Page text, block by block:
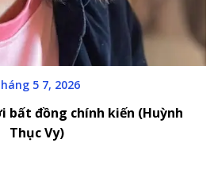
5 7, 2026
bất đồng chính kiến (Huỳnh
Thục Vy)